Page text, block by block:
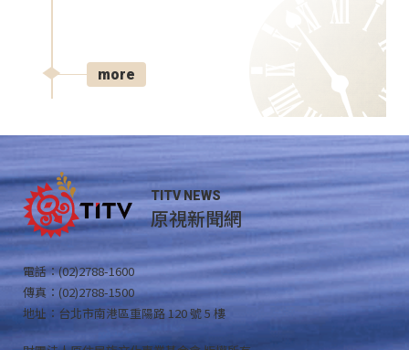
more
TITV NEWS
原視新聞網
電話：(02)2788-1600
傳真：(02)2788-1500
地址：台北市南港區重陽路 120 號 5 樓